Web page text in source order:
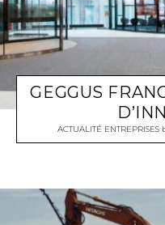
GEGGUS
ACTUALITÉ ENTREPRISES